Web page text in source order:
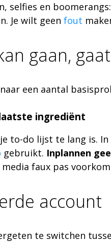
selfies en
Je wilt geen fout
gaan,
een aantal
ingrediënt
to-do lijst te lang is.
gebruikt. Inplannen
faux pas
account
te switchen